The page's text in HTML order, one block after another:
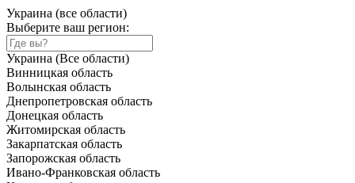
Украина (все области)
Выберите ваш регион:
Украина (Все области)
Винницкая область
Волынская область
Днепропетровская область
Донецкая область
Житомирская область
Закарпатская область
Запорожская область
Ивано-Франковская область